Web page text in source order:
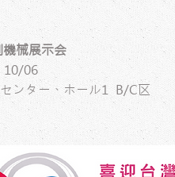
械展示会
10/06
ンター、ホール1 B/C区